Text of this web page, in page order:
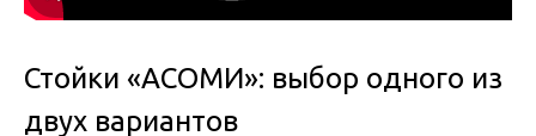
Стойки «АСОМИ»: выбор одного из
двух вариантов